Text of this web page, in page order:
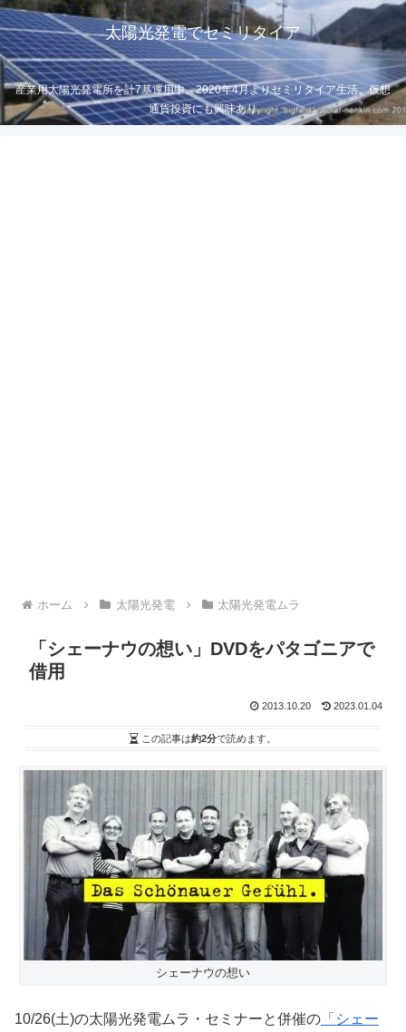
太陽光発電でセミリタイア
産業用太陽光発電所を計7基運用中。2020年4月よりセミリタイア生活。仮想
通貨投資にも興味あり
ホーム 太陽光発電 太陽光発電ムラ
「シェーナウの想い」DVDをパタゴニアで
借用
2013.10.20 2023.01.04
この記事は約2分で読めます。
シェーナウの想い
10/26(土)の太陽光発電ムラ・セミナーと併催の 「シェー